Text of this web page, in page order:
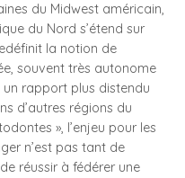
du Midwest américain,
du Nord s’étend sur
la notion de
souvent très autonome
rapport plus distendu
d’autres régions du
», l’enjeu pour les
n’est pas tant de
réussir à fédérer une